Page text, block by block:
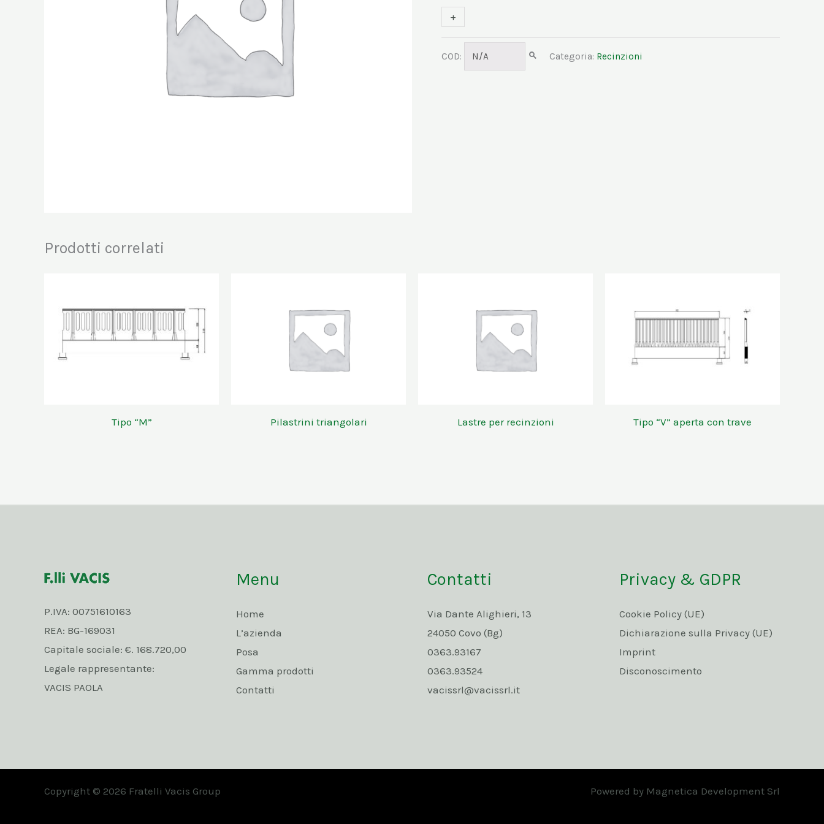
-
+
COD: N/A Categoria: Recinzioni
Prodotti correlati
Tipo “M” Pilastrini triangolari Lastre per recinzioni Tipo “V” aperta con trave
P.IVA: 00751610163
REA: BG-169031
Capitale sociale: €. 168.720,00
Legale rappresentante:
VACIS PAOLA
Menu
Home
L’azienda
Posa
Gamma prodotti
Contatti
Contatti
Via Dante Alighieri, 13
24050 Covo (Bg)
0363.93167
0363.93524
vacissrl@vacissrl.it
Privacy & GDPR
Cookie Policy (UE)
Dichiarazione sulla Privacy (UE)
Imprint
Disconoscimento
Copyright © 2026 Fratelli Vacis Group Powered by Magnetica Development Srl